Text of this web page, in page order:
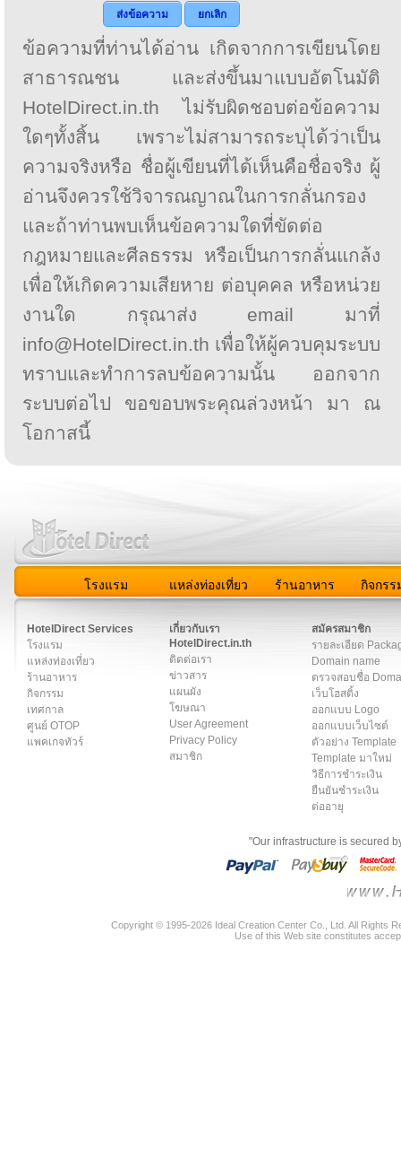
ส่งข้อความ
ยกเลิก
ข้อความที่ท่านได้อ่าน เกิดจากการเขียนโดย
สาธารณชน และส่งขึ้นมาแบบอัตโนมัติ
HotelDirect.in.th ไม่รับผิดชอบต่อข้อความ
ใดๆทั้งสิ้น เพราะไม่สามารถระบุได้ว่าเป็น
ความจริงหรือ ชื่อผู้เขียนที่ได้เห็นคือชื่อจริง ผู้
อ่านจึงควรใช้วิจารณญาณในการกลั่นกรอง
และถ้าท่านพบเห็นข้อความใดที่ขัดต่อ
กฎหมายและศีลธรรม หรือเป็นการกลั่นแกล้ง
เพื่อให้เกิดความเสียหาย ต่อบุคคล หรือหน่วย
งานใด กรุณาส่ง email มาที่
info@HotelDirect.in.th เพื่อให้ผู้ควบคุมระบบ
ทราบและทำการลบข้อความนั้น ออกจาก
ระบบต่อไป ขอขอบพระคุณล่วงหน้า มา ณ
โอกาสนี้
โรงแรม แหล่งท่องเที่ยว ร้านอาหาร กิจกรร
HotelDirect Services
โรงแรม
แหล่งท่องเที่ยว
ร้านอาหาร
กิจกรรม
เทศกาล
ศูนย์ OTOP
แพคเกจทัวร์
เกี่ยวกับเรา
HotelDirect.in.th
ติดต่อเรา
ข่าวสาร
แผนผัง
โฆษณา
User Agreement
Privacy Policy
สมาชิก
สมัครสมาชิก
รายละเอียด
Domain name
ตรวจสอบชื่อ
เว็บโฮสติ้ง
ออกแบบ Logo
ออกแบบเว็บไซต์
ตัวอย่าง Template
Template มาใหม่
วิธีการชำระเงิน
ยืนยันชำระเงิน
ต่ออายุ
"Our infrastructure is secured
Copyright © 1995-2026 Ideal Creation Center Co., Ltd. All Rights
Use of this Web site constitutes